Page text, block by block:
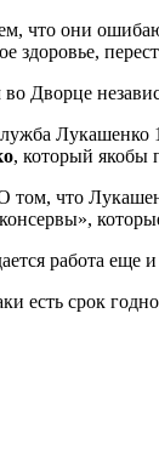
что они
здоровье,
Дворце
Лукашенко
, который якобы
что
работа еще
есть срок